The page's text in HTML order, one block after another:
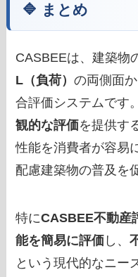
🔷 まとめ
CASBEEは、建築物
L（負荷）の両側面
合評価システムです。
観的な評価を提供す
性能を消費者が容易
配慮建築物の普及を
特にCASBEE不動産
能を簡易に評価 し、
という現代的なニー